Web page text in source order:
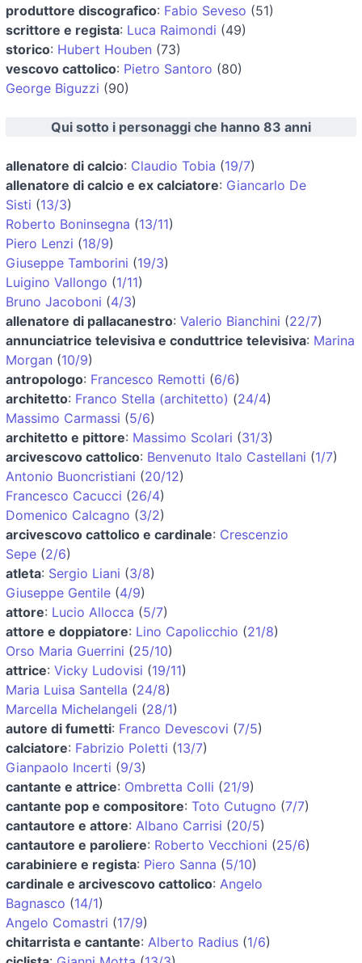
produttore discografico: Fabio Seveso (51)
scrittore e regista: Luca Raimondi (49)
storico: Hubert Houben (73)
vescovo cattolico: Pietro Santoro (80)
George Biguzzi (90)
Qui sotto i personaggi che hanno 83 anni
allenatore di calcio: Claudio Tobia (19/7)
allenatore di calcio e ex calciatore: Giancarlo De
Sisti (13/3)
Roberto Boninsegna (13/11)
Piero Lenzi (18/9)
Giuseppe Tamborini (19/3)
Luigino Vallongo (1/11)
Bruno Jacoboni (4/3)
allenatore di pallacanestro: Valerio Bianchini (22/7)
annunciatrice televisiva e conduttrice televisiva: Marina
Morgan (10/9)
antropologo: Francesco Remotti (6/6)
architetto: Franco Stella (architetto) (24/4)
Massimo Carmassi (5/6)
architetto e pittore: Massimo Scolari (31/3)
arcivescovo cattolico: Benvenuto Italo Castellani (1/7)
Antonio Buoncristiani (20/12)
Francesco Cacucci (26/4)
Domenico Calcagno (3/2)
arcivescovo cattolico e cardinale: Crescenzio
Sepe (2/6)
atleta: Sergio Liani (3/8)
Giuseppe Gentile (4/9)
attore: Lucio Allocca (5/7)
attore e doppiatore: Lino Capolicchio (21/8)
Orso Maria Guerrini (25/10)
attrice: Vicky Ludovisi (19/11)
Maria Luisa Santella (24/8)
Marcella Michelangeli (28/1)
autore di fumetti: Franco Devescovi (7/5)
calciatore: Fabrizio Poletti (13/7)
Gianpaolo Incerti (9/3)
cantante e attrice: Ombretta Colli (21/9)
cantante pop e compositore: Toto Cutugno (7/7)
cantautore e attore: Albano Carrisi (20/5)
cantautore e paroliere: Roberto Vecchioni (25/6)
carabiniere e regista: Piero Sanna (5/10)
cardinale e arcivescovo cattolico: Angelo
Bagnasco (14/1)
Angelo Comastri (17/9)
chitarrista e cantante: Alberto Radius (1/6)